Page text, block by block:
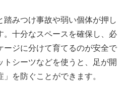
踏みつけ事故や弱い個体が押し
。十分なスペースを確保し、必
ージに分けて育てるのが安全で
シーツなどを使うと、足が開
を防ぐことができます。